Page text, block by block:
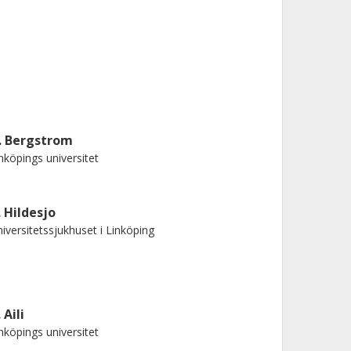
Bergstrom
universitet
Hildesjo
i Linköping
Aili
universitet